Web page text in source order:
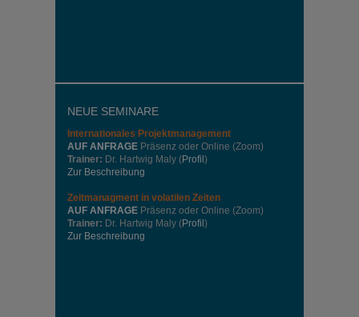
NEUE SEMINARE
Internationales Projektmanagement
AUF ANFRAGE Präsenz oder Online (Zoom)
Trainer: Dr. Hartwig Maly (Profil )
Zur Beschreibung
Zeitmanagment in volatilen Zeiten
AUF ANFRAGE Präsenz oder Online (Zoom)
Trainer: Dr. Hartwig Maly (Profil )
Zur Beschreibung